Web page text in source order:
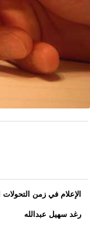
الإعلام في زمن
رغد سهيل عبدالله